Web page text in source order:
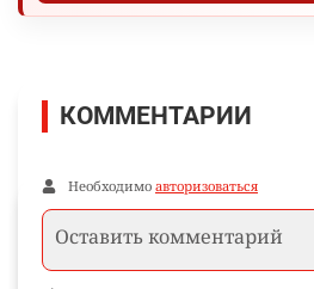
КОММЕНТАРИИ
Необходимо авторизоваться